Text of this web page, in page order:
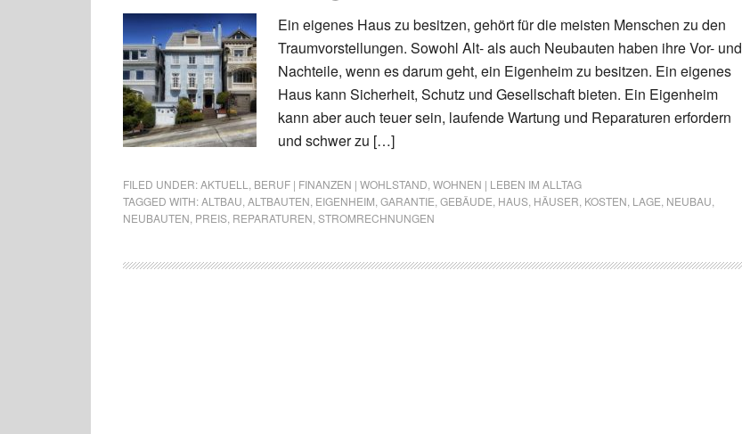
Ein eigenes Haus zu besitzen, gehört für die meisten Menschen zu den
Traumvorstellungen. Sowohl Alt- als auch Neubauten haben ihre Vor- und
Nachteile, wenn es darum geht, ein Eigenheim zu besitzen. Ein eigenes
Haus kann Sicherheit, Schutz und Gesellschaft bieten. Ein Eigenheim
kann aber auch teuer sein, laufende Wartung und Reparaturen erfordern
und schwer zu […]
FILED UNDER:AKTUELL BERUF | FINANZEN | WOHLSTAND WOHNEN | LEBEN IM ALLTAG
TAGGED WITH:ALTBAU ALTBAUTEN EIGENHEIM GARANTIE GEBÄUDE HAUS HÄUSER KOSTEN LAGE NEUBAU
NEUBAUTEN PREIS REPARATUREN STROMRECHNUNGEN